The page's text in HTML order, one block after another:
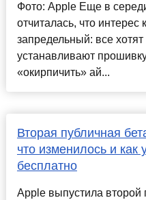
Фото: Apple Еще в
отчиталась, что
запредельный: все
устанавливают
«окирпичить» ай...
Вторая публичная
что изменилось и как
бесплатно
Apple выпустила второй